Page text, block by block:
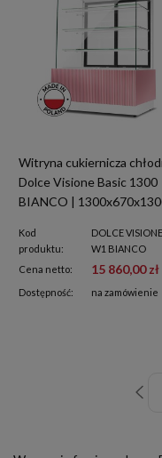
Witryna cukiernicza
Dolce Visione Basic 1300
BIANCO |
Kod
produktu:
DOLCE
W1 BIANCO
Cena netto:
15 860,00 zł
Dostępność: na zamówienie